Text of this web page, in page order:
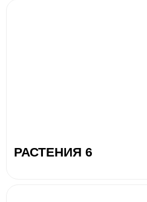
РАСТЕНИЯ 6